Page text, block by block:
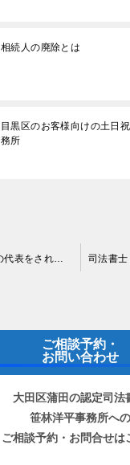
相続人の廃除とは
目黒区のお客様向けの土日
務所
株式会社等法人の代表をされていた方の相続に関して
ご相談予約・
お問い合わせ
大田区蒲田の認定司法
笹林洋平事務所への
ご相談予約・お問合せは